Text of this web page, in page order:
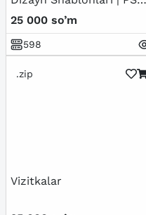
+ PNG
25 000 so’m
598
.zip
Vizitkalar